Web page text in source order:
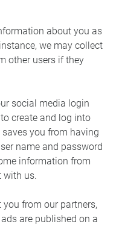
about you as
we may collect
other users if they
social media login
create and log into
you from having
name and password
information from
with us.
from our partners,
are published on a